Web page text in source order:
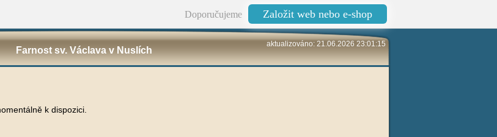
Doporučujeme Založit web nebo e-shop
aktualizováno: 21.06.2026 23:01:15
Farnost sv. Václava v Nuslích
k dispozici.